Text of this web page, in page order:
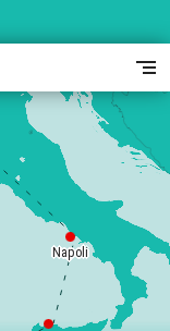
Napoli
segment